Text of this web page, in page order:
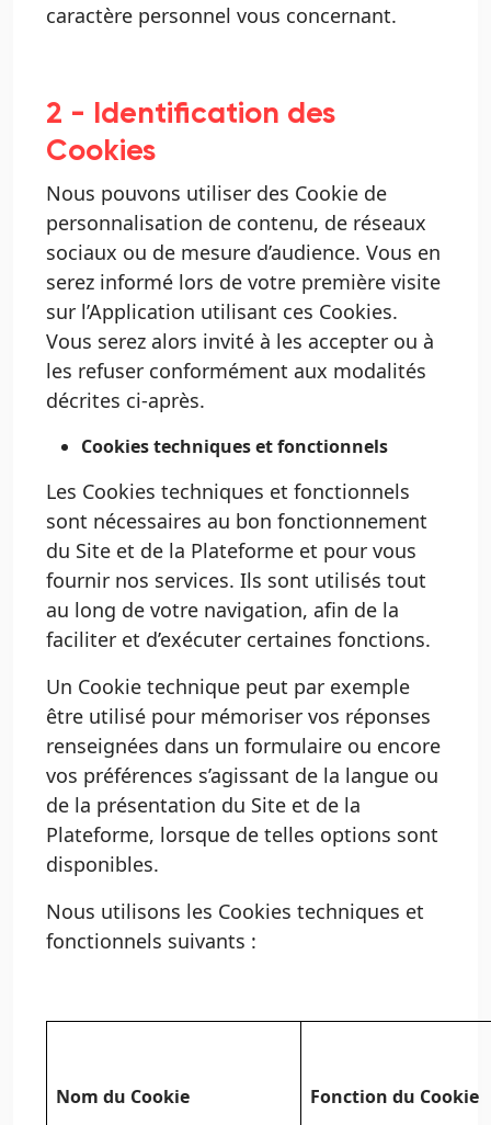
caractère personnel vous concernant.
2 - Identification des
Cookies
Nous pouvons utiliser des Cookie de
personnalisation de contenu, de réseaux
sociaux ou de mesure d’audience. Vous en
serez informé lors de votre première visite
sur l’Application utilisant ces Cookies.
Vous serez alors invité à les accepter ou à
les refuser conformément aux modalités
décrites ci-après.
Cookies techniques et fonctionnels
Les Cookies techniques et fonctionnels
sont nécessaires au bon fonctionnement
du Site et de la Plateforme et pour vous
fournir nos services. Ils sont utilisés tout
au long de votre navigation, afin de la
faciliter et d’exécuter certaines fonctions.
Un Cookie technique peut par exemple
être utilisé pour mémoriser vos réponses
renseignées dans un formulaire ou encore
vos préférences s’agissant de la langue ou
de la présentation du Site et de la
Plateforme, lorsque de telles options sont
disponibles.
Nous utilisons les Cookies techniques et
fonctionnels suivants :
Nom du Cookie Fonction du Cookie